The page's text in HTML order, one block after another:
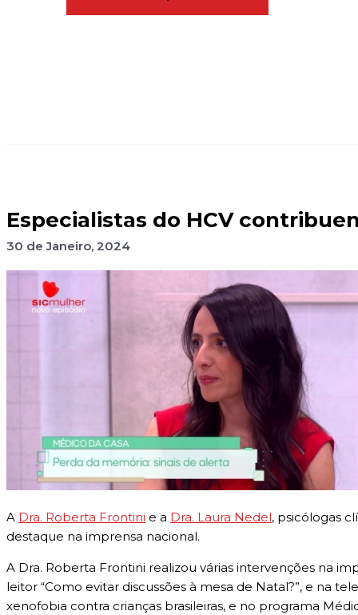
Especialistas do HCV
30 de Janeiro, 2024
A Dra. Roberta Frontini e a Dra. Laura Nedel, psicólogas
destaque na imprensa nacional.
A Dra. Roberta Frontini realizou várias intervenções na
leitor “Como evitar discussões à mesa de Natal?”, e na
xenofobia contra crianças brasileiras, e no programa